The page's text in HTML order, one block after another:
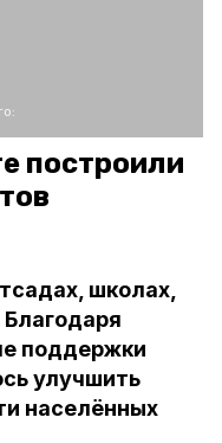
построили
школах,
поддержки
улучшить
населённых